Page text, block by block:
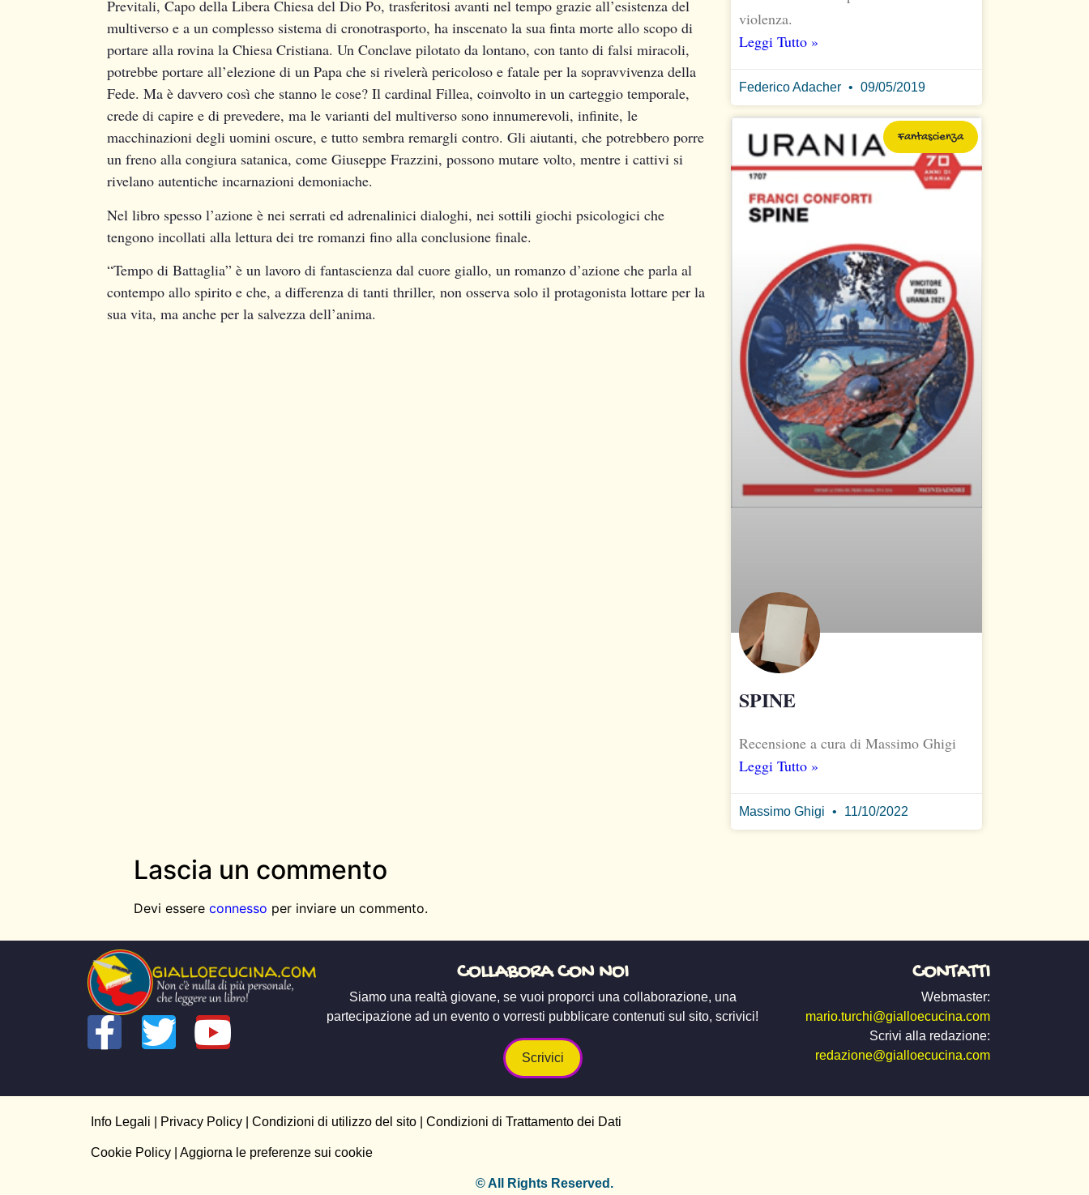
Previtali, Capo della Libera Chiesa del Dio Po, trasferitosi avanti nel tempo grazie all’esistenza del
multiverso e a un complesso sistema di cronotrasporto, ha inscenato la sua finta morte allo scopo di
portare alla rovina la Chiesa Cristiana. Un Conclave pilotato da lontano, con tanto di falsi miracoli,
potrebbe portare all’elezione di un Papa che si rivelerà pericoloso e fatale per la sopravvivenza della
Fede. Ma è davvero così che stanno le cose? Il cardinal Fillea, coinvolto in un carteggio temporale,
crede di capire e di prevedere, ma le varianti del multiverso sono innumerevoli, infinite, le
macchinazioni degli uomini oscure, e tutto sembra remargli contro. Gli aiutanti, che potrebbero porre
un freno alla congiura satanica, come Giuseppe Frazzini, possono mutare volto, mentre i cattivi si
rivelano autentiche incarnazioni demoniache.
Nel libro spesso l’azione è nei serrati ed adrenalinici dialoghi, nei sottili giochi psicologici che
tengono incollati alla lettura dei tre romanzi fino alla conclusione finale.
“Tempo di Battaglia” è un lavoro di fantascienza dal cuore giallo, un romanzo d’azione che parla al
contempo allo spirito e che, a differenza di tanti thriller, non osserva solo il protagonista lottare per la
sua vita, ma anche per la salvezza dell’anima.
violenza.
Leggi Tutto »
Federico Adacher 09/05/2019
Fantascienza
SPINE
Recensione a cura di Massimo Ghigi
Leggi Tutto »
Massimo Ghigi 11/10/2022
Lascia un commento
Devi essere connesso per inviare un commento.
COLLABORA CON NOI
Siamo una realtà giovane, se vuoi proporci una collaborazione, una
partecipazione ad un evento o vorresti pubblicare contenuti sul sito, scrivici!
Scrivici
CONTATTI
Webmaster:
mario.turchi@gialloecucina.com
Scrivi alla redazione:
redazione@gialloecucina.com
Info Legali Privacy Policy Condizioni di utilizzo del sito Condizioni di Trattamento dei Dati
Cookie Policy | Aggiorna le preferenze sui cookie
© All Rights Reserved.